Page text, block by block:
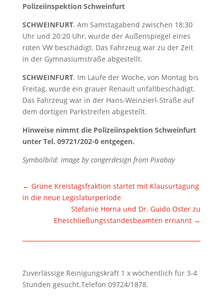
Polizeiinspektion Schweinfurt
SCHWEINFURT. Am Samstagabend zwischen 18:30
Uhr und 20:20 Uhr, wurde der Außenspiegel eines
roten VW beschädigt. Das Fahrzeug war zu der Zeit
in der Gymnasiumstraße abgestellt.
SCHWEINFURT. Im Laufe der Woche, von Montag bis
Freitag, wurde ein grauer Renault unfallbeschädigt.
Das Fahrzeug war in der Hans-Weinzierl-Straße auf
dem dortigen Parkstreifen abgestellt.
Hinweise nimmt die Polizeiinspektion Schweinfurt
unter Tel. 09721/202-0 entgegen.
Symbolbild: Image by congerdesign from Pixabay
← Grüne Kreistagsfraktion startet mit Klausurtagung
in die neue Legislaturperiode
Stefanie Horna und Dr. Guido Oster zu
Eheschließungsstandesbeamten ernannt →
Zuverlässige Reinigungskraft 1 x wöchentlich für 3-4
Stunden gesucht.Telefon 09724/1878.